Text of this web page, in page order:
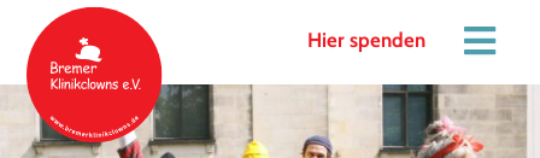
Hier spenden